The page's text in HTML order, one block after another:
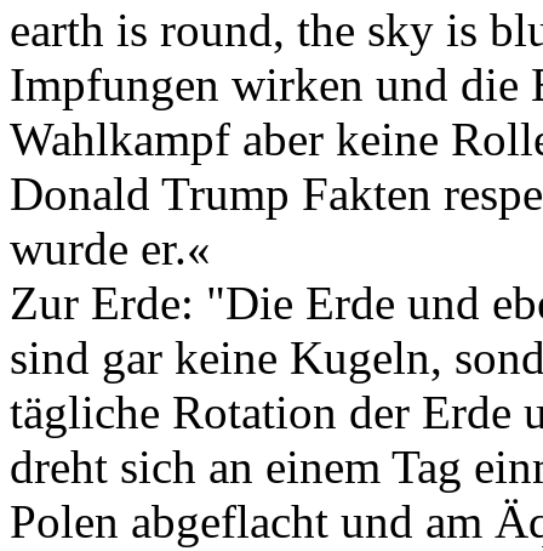
earth is round, the sky is
Impfungen wirken und die
Wahlkampf aber keine
Donald Trump Fakten
wurde er.«
Zur Erde: "Die Erde und
sind gar keine Kugeln,
tägliche Rotation der Erde
dreht sich an einem Tag
Polen abgeflacht und am